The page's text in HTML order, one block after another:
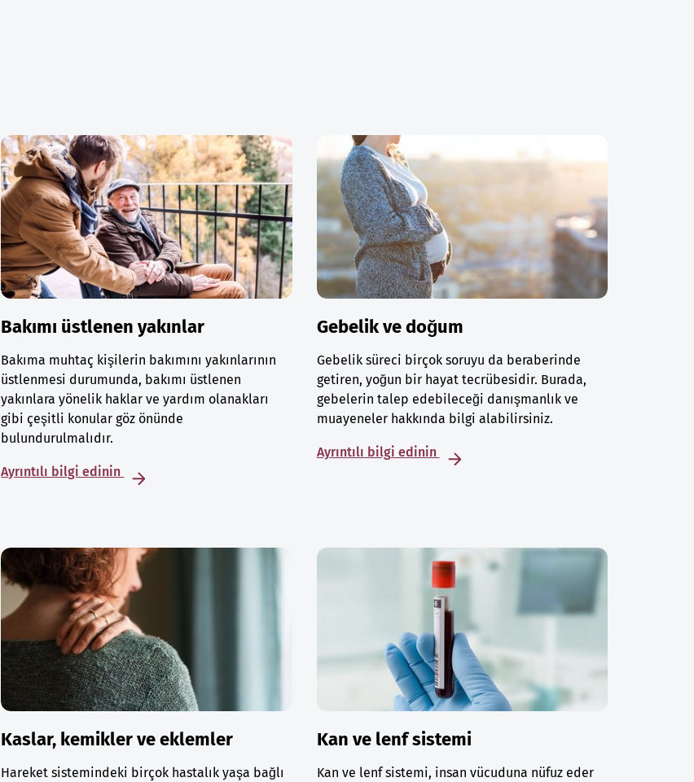
Bakımı üstlenen yakınlar
Bakıma muhtaç kişilerin bakımını yakınlarının
üstlenmesi durumunda, bakımı üstlenen
yakınlara yönelik haklar ve yardım olanakları
gibi çeşitli konular göz önünde
bulundurulmalıdır.
Ayrıntılı bilgi edinin
Gebelik ve doğum
Gebelik süreci birçok soruyu da beraberinde
getiren, yoğun bir hayat tecrübesidir. Burada,
gebelerin talep edebileceği danışmanlık ve
muayeneler hakkında bilgi alabilirsiniz.
Ayrıntılı bilgi edinin
Kaslar, kemikler ve eklemler
Hareket sistemindeki birçok hastalık yaşa bağlı
Kan ve lenf sistemi
Kan ve lenf sistemi, insan vücuduna nüfuz eder